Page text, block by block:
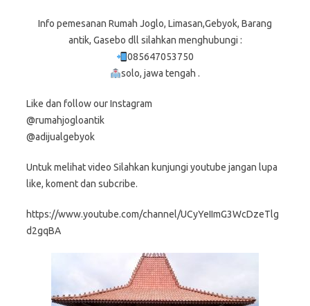
Info pemesanan Rumah Joglo, Limasan,Gebyok, Barang
antik, Gasebo dll silahkan menghubungi :
085647053750
solo, jawa tengah .
Like dan follow our Instagram
@rumahjogloantik
@adijualgebyok
Untuk melihat video Silahkan kunjungi youtube jangan lupa
like, koment dan subcribe.
https://www.youtube.com/channel/UCyYeIImG3WcDzeTlg
d2gqBA